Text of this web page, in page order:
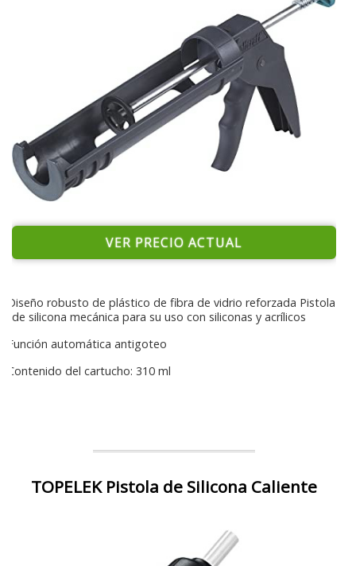
VER PRECIO ACTUAL
Diseño robusto de plástico de fibra de vidrio reforzada Pistola
de silicona mecánica para su uso con siliconas y acrílicos
Función automática antigoteo
Contenido del cartucho: 310 ml
TOPELEK Pistola de Silicona Caliente